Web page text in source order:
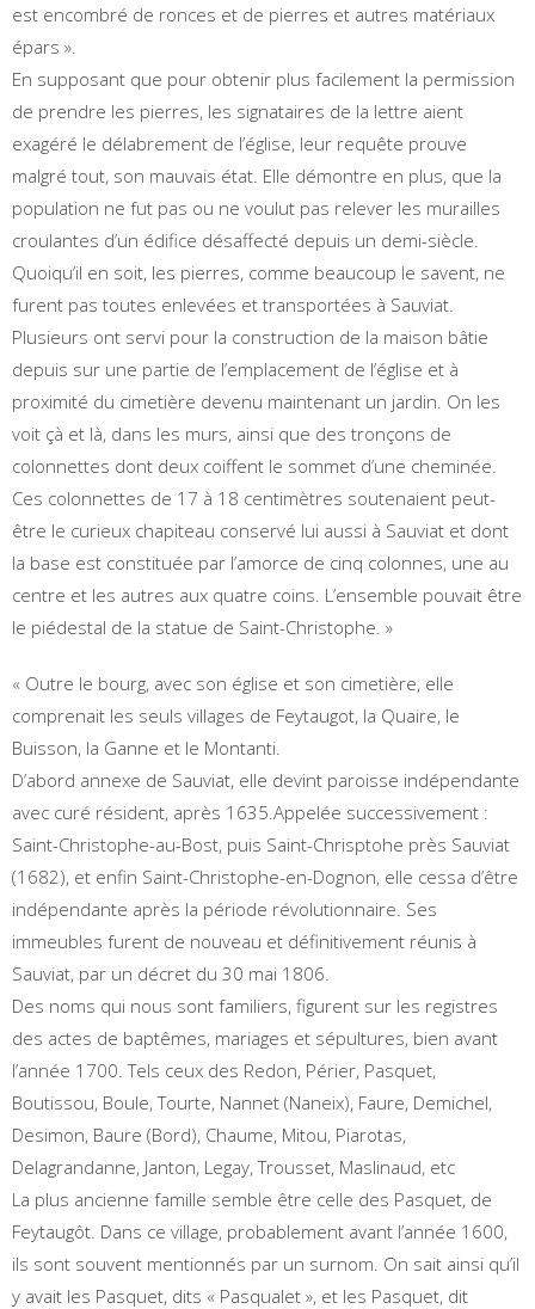
est encombré de ronces et de pierres et autres matériaux
épars ».
En supposant que pour obtenir plus facilement la permission
de prendre les pierres, les signataires de la lettre aient
exagéré le délabrement de l’église, leur requête prouve
malgré tout, son mauvais état. Elle démontre en plus, que la
population ne fut pas ou ne voulut pas relever les murailles
croulantes d’un édifice désaffecté depuis un demi-siècle.
Quoiqu’il en soit, les pierres, comme beaucoup le savent, ne
furent pas toutes enlevées et transportées à Sauviat.
Plusieurs ont servi pour la construction de la maison bâtie
depuis sur une partie de l’emplacement de l’église et à
proximité du cimetière devenu maintenant un jardin. On les
voit çà et là, dans les murs, ainsi que des tronçons de
colonnettes dont deux coiffent le sommet d’une cheminée.
Ces colonnettes de 17 à 18 centimètres soutenaient peut-
être le curieux chapiteau conservé lui aussi à Sauviat et dont
la base est constituée par l’amorce de cinq colonnes, une au
centre et les autres aux quatre coins. L’ensemble pouvait être
le piédestal de la statue de Saint-Christophe. »
« Outre le bourg, avec son église et son cimetière, elle
comprenait les seuls villages de Feytaugot, la Quaire, le
Buisson, la Ganne et le Montanti.
D’abord annexe de Sauviat, elle devint paroisse indépendante
avec curé résident, après 1635.Appelée successivement :
Saint-Christophe-au-Bost, puis Saint-Chrisptohe près Sauviat
(1682), et enfin Saint-Christophe-en-Dognon, elle cessa d’être
indépendante après la période révolutionnaire. Ses
immeubles furent de nouveau et définitivement réunis à
Sauviat, par un décret du 30 mai 1806.
Des noms qui nous sont familiers, figurent sur les registres
des actes de baptêmes, mariages et sépultures, bien avant
l’année 1700. Tels ceux des Redon, Périer, Pasquet,
Boutissou, Boule, Tourte, Nannet (Naneix), Faure, Demichel,
Desimon, Baure (Bord), Chaume, Mitou, Piarotas,
Delagrandanne, Janton, Legay, Trousset, Maslinaud, etc
La plus ancienne famille semble être celle des Pasquet, de
Feytaugôt. Dans ce village, probablement avant l’année 1600,
ils sont souvent mentionnés par un surnom. On sait ainsi qu’il
y avait les Pasquet, dits « Pasqualet », et les Pasquet, dit